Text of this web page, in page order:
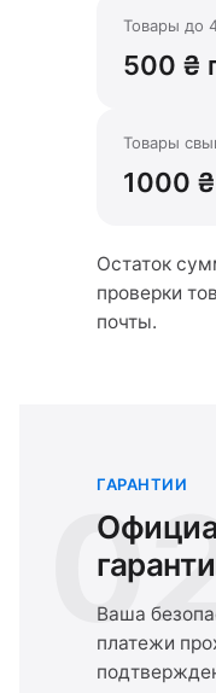
Товары до
500 ₴
Товары
1000
Остаток
проверки
почты.
ГАРАНТИИ
Ваша
платежи